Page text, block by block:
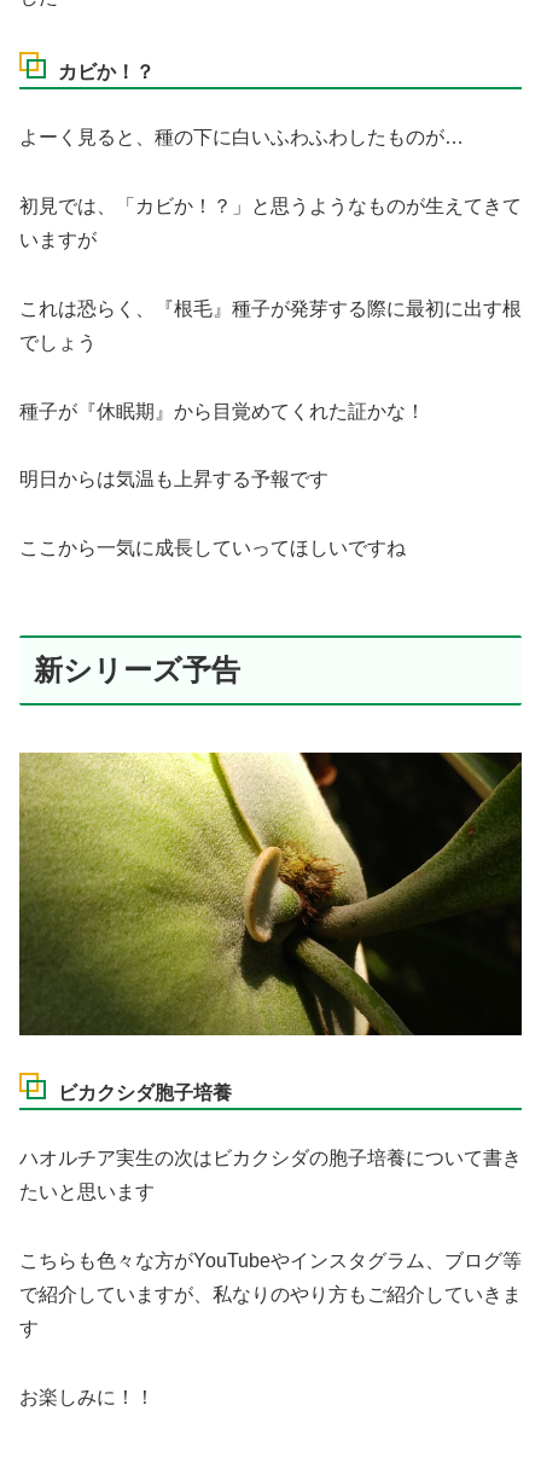
カビか！？
よーく見ると、種の下に白いふわふわしたものが…
初見では、「カビか！？」と思うようなものが生えてきて
いますが
これは恐らく、『根毛』種子が発芽する際に最初に出す根
でしょう
種子が『休眠期』から目覚めてくれた証かな！
明日からは気温も上昇する予報です
ここから一気に成長していってほしいですね
新シリーズ予告
ビカクシダ胞子培養
ハオルチア実生の次はビカクシダの胞子培養について書き
たいと思います
こちらも色々な方がYouTubeやインスタグラム、ブログ等
で紹介していますが、私なりのやり方もご紹介していきま
す
お楽しみに！！